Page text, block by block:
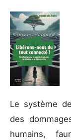
Le système
des
humains,